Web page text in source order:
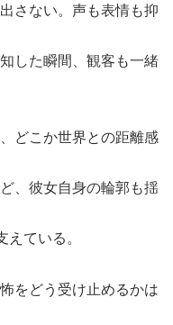
さない。声も表情も抑
した瞬間、観客も一緒
どこか世界との距離感
、彼女自身の輪郭も揺
えている。
をどう受け止めるかは